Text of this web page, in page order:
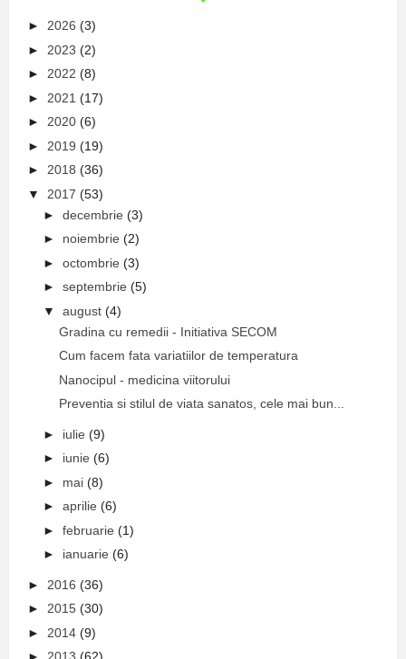
► 2026 (3)
► 2023 (2)
► 2022 (8)
► 2021 (17)
► 2020 (6)
► 2019 (19)
► 2018 (36)
▼
2017 (53)
► decembrie (3)
► noiembrie (2)
► octombrie (3)
► septembrie (5)
▼
august (4)
Gradina cu remedii - Initiativa SECOM
Cum facem fata variatiilor de temperatura
Nanocipul - medicina viitorului
Preventia si stilul de viata sanatos, cele mai bun...
► iulie (9)
► iunie (6)
► mai (8)
► aprilie (6)
► februarie (1)
► ianuarie (6)
► 2016 (36)
► 2015 (30)
► 2014 (9)